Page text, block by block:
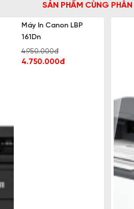
SẢN PHẨM CÙNG
Máy In Canon LBP
161Dn
4.950.000đ
4.750.000đ